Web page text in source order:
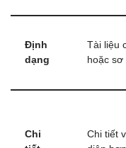
Định
dạng
Tài liệu
hoặc sơ
Chi
Chi tiết